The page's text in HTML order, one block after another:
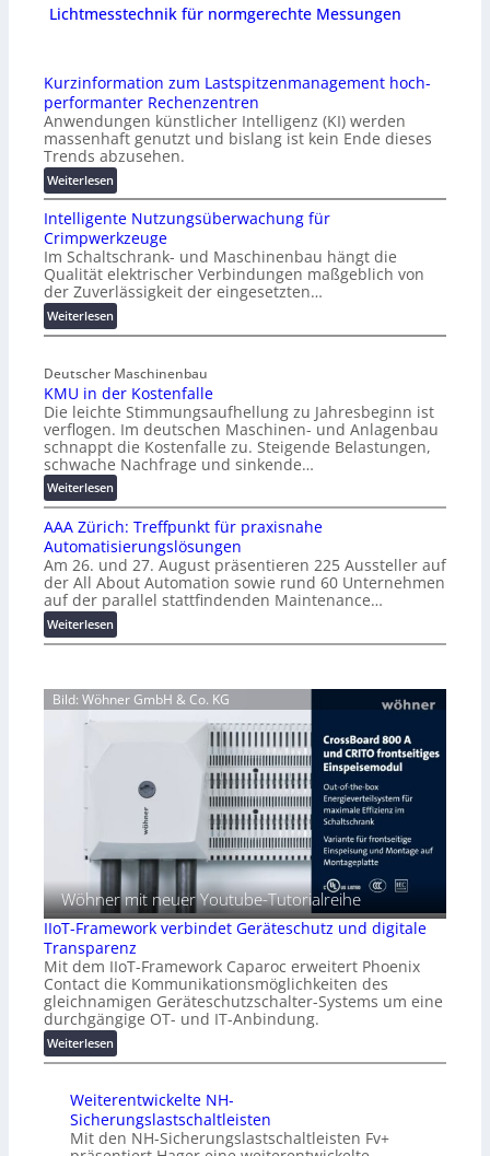
Lichtmesstechnik für normgerechte Messungen
Kurzinformation zum Lastspitzenmanagement hoch-
performanter Rechenzentren
Anwendungen künstlicher Intelligenz (KI) werden
massenhaft genutzt und bislang ist kein Ende dieses
Trends abzusehen.
Weiterlesen:
K
u
r
z
i
n
f
o
m
a
t
i
o
n
z
u
m
L
a
s
t
s
p
t
z
g
e
e
n
t
h
o
c
h
-
p
r
f
o
Intelligente Nutzungsüberwachung für
Crimpwerkzeuge
Im Schaltschrank- und Maschinenbau hängt die
Qualität elektrischer Verbindungen maßgeblich von
der Zuverlässigkeit der eingesetzten…
Weiterlesen:
I
t
e
l
l
g
e
n
t
e
N
u
t
z
u
g
s
c
h
n
g
f
ü
r
C
r
i
m
w
e
r
Deutscher Maschinenbau
KMU in der Kostenfalle
Die leichte Stimmungsaufhellung zu Jahresbeginn ist
verflogen. Im deutschen Maschinen- und Anlagenbau
schnappt die Kostenfalle zu. Steigende Belastungen,
schwache Nachfrage und sinkende…
Weiterlesen:
K
M
U
i
n
d
e
r
s
l
e
AAA Zürich: Treffpunkt für praxisnahe
Automatisierungslösungen
Am 26. und 27. August präsentieren 225 Aussteller auf
der All About Automation sowie rund 60 Unternehmen
auf der parallel stattfindenden Maintenance…
Weiterlesen:
A
Z
r
f
f
p
u
n
k
t
f
ü
p
r
a
Bild: Wöhner GmbH & Co. KG
Wöhner mit neuer Youtube-Tutorialreihe
IIoT-Framework verbindet Geräteschutz und digitale
Transparenz
Mit dem IIoT-Framework Caparoc erweitert Phoenix
Contact die Kommunikationsmöglichkeiten des
gleichnamigen Geräteschutzschalter-Systems um eine
durchgängige OT- und IT-Anbindung.
Weiterlesen:
I
o
T
-
Weiterentwickelte NH-
Sicherungslastschaltleisten
Mit den NH-Sicherungslastschaltleisten Fv+